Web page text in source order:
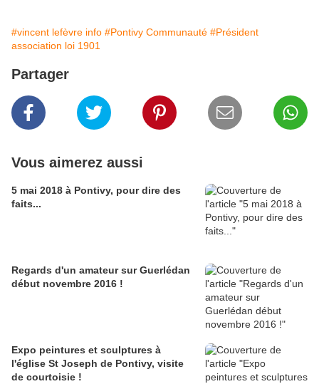
#vincent lefèvre info #Pontivy Communauté #Président
association loi 1901
Partager
Vous aimerez aussi
5 mai 2018 à Pontivy, pour dire des
faits...
Regards d'un amateur sur Guerlédan
début novembre 2016 !
Expo peintures et sculptures à
l'église St Joseph de Pontivy, visite
de courtoisie !